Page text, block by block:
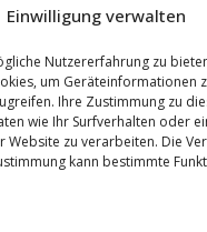
Einwilligung verwalten
Nutzererfahrung zu
um Geräteinformationen
Ihre Zustimmung zu
wie Ihr Surfverhalten oder
Website zu verarbeiten. Die
kann bestimmte
Sie uns
Neuhofen an der